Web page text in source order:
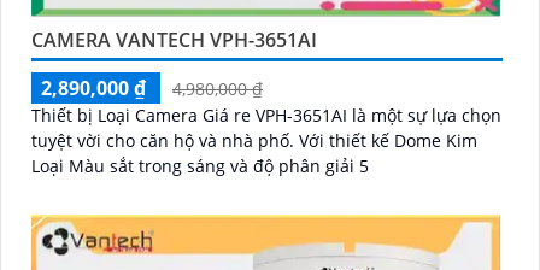
CAMERA VANTECH VPH-3651AI
2,890,000 ₫
4,980,000 ₫
Thiết bị Loại Camera Giá re VPH-3651AI là một sự lựa chọn
tuyệt vời cho căn hộ và nhà phố. Với thiết kế Dome Kim
Loại Màu sắt trong sáng và độ phân giải 5